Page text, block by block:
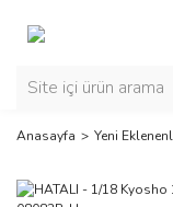
Anasayfa Yeni